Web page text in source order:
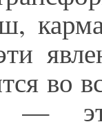
во
—